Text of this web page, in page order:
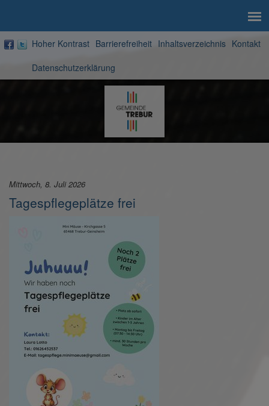
Hoher Kontrast Barrierefreiheit Inhaltsverzeichnis Kontakt
Datenschutzerklärung
Zur
Startseite
Mittwoch, 8. Juli 2026
Tagespflegeplätze frei